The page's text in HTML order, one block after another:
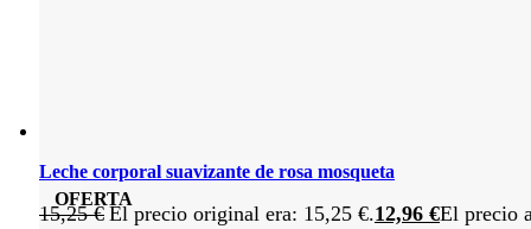
OFERTA
Leche corporal suavizante de rosa mosqueta
15,25€ El precio original era: 15,25 €.12,96 €El precio